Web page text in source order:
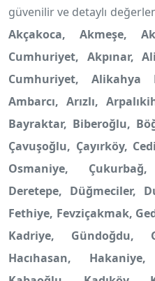
güvenilir ve detaylı
Akçakoca, Akmeşe,
Cumhuriyet, Akpınar,
Cumhuriyet, Alikahya
Ambarcı, Arızlı,
Bayraktar, Biberoğlu,
Çavuşoğlu, Çayırköy,
Osmaniye,
Deretepe, Düğmeciler,
Fethiye, Fevziçakmak,
Kadriye, Gündoğdu,
Hacıhasan,